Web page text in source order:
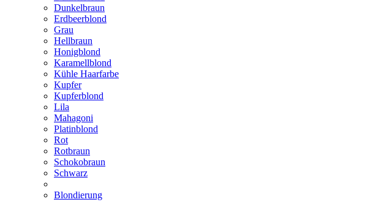
Dunkelbraun
Erdbeerblond
Grau
Hellbraun
Honigblond
Karamellblond
Kühle Haarfarbe
Kupfer
Kupferblond
Lila
Mahagoni
Platinblond
Rot
Rotbraun
Schokobraun
Schwarz
Blondierung